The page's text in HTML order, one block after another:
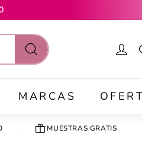
Buscar
MARCAS
MUESTRAS GRATIS